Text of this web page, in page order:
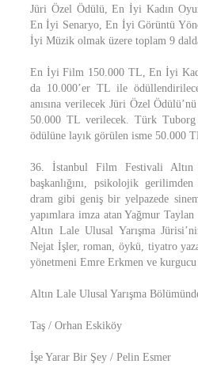
Jüri Özel Ödülü, En İyi Kadın
En İyi Senaryo, En İyi Görüntü
İyi Müzik olmak üzere toplam 9
En İyi Film 150.000 TL, En İyi
da 10.000’er TL ile
anısına verilecek Jüri Özel
50.000 TL verilecek. Türk
ödülüne layık görülen isme 50.000
36. İstanbul Film Festivali
başkanlığını, psikolojik
dram gibi geniş bir yelpazede
yapımlara imza atan Yağmur
Altın Lale Ulusal Yarışma
Nejat İşler, roman, öykü, tiyatro
yönetmeni Emre Erkmen ve
Altın Lale Ulusal Yarışma
Taş / Orhan Eskiköy
İşe Yarar Bir Şey / Pelin Esmer